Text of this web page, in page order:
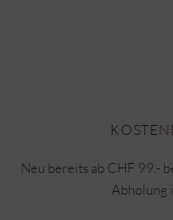
Neu bereits ab CHF 99.-
Abholung